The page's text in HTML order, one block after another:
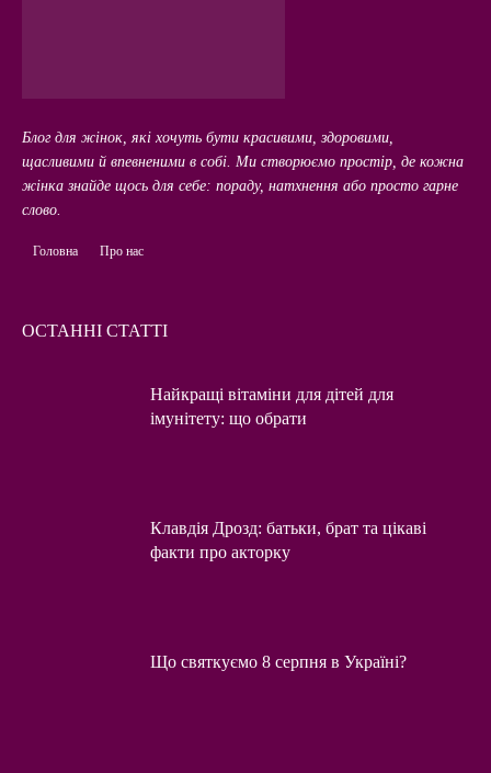
Блог для жінок, які хочуть бути красивими, здоровими,
щасливими й впевненими в собі. Ми створюємо простір, де кожна
жінка знайде щось для себе: пораду, натхнення або просто гарне
слово.
Головна Про нас
ОСТАННІ СТАТТІ
Найкращі вітаміни для дітей для
імунітету: що обрати
Клавдія Дрозд: батьки, брат та цікаві
факти про акторку
Що святкуємо 8 серпня в Україні?